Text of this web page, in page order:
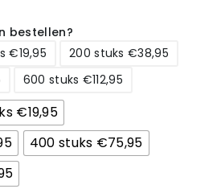
bestellen?
€19,95
200 stuks €38,95
600 stuks €112,95
€19,95
400 stuks €75,95